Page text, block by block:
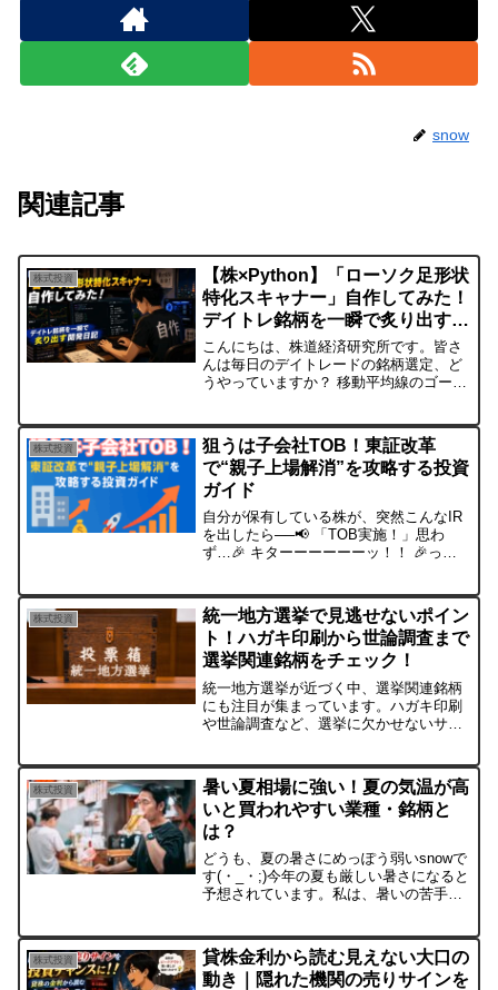
snow
関連記事
株式投資
【株×Python】「ローソク足形状
特化スキャナー」自作してみた！
デイトレ銘柄を一瞬で炙り出す開
発日記
こんにちは、株道経済研究所です。皆さ
んは毎日のデイトレードの銘柄選定、ど
うやっていますか？ 移動平均線のゴール
くさんのスクリーニングツールがありま
すが、僕は常々、...
株式投資
狙うは子会社TOB！東証改革
で“親子上場解消”を攻略する投資
ガイド
自分が保有している株が、突然こんなIR
を出したら──📢 「TOB実施！」思わ
ず…🎉 キターーーーーーッ！！ 🎉って
し…誰かTOBしてくれ〜」でも…神頼み
でTOBが叶うほど...
株式投資
統一地方選挙で見逃せないポイン
ト！ハガキ印刷から世論調査まで
選挙関連銘柄をチェック！
統一地方選挙が近づく中、選挙関連銘柄
にも注目が集まっています。ハガキ印刷
や世論調査など、選挙に欠かせないサー
逃せない選挙関連銘柄を紹介します。
株式投資
暑い夏相場に強い！夏の気温が高
いと買われやすい業種・銘柄と
は？
どうも、夏の暑さにめっぽう弱いsnowで
す(・_・;)今年の夏も厳しい暑さになると
予想されています。私は、暑いの苦手な
資家としてはこれがビッグチャンス！な
ぜなら、夏は特...
株式投資
貸株金利から読む見えない大口の
動き｜隠れた機関の売りサインを